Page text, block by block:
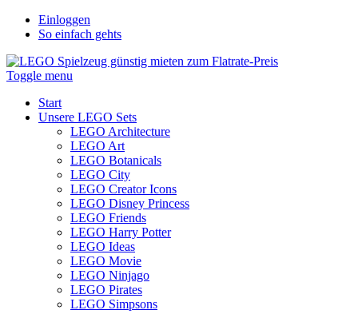
Einloggen
So einfach gehts
Toggle menu
Start
Unsere LEGO Sets
LEGO Architecture
LEGO Art
LEGO Botanicals
LEGO City
LEGO Creator Icons
LEGO Disney Princess
LEGO Friends
LEGO Harry Potter
LEGO Ideas
LEGO Movie
LEGO Ninjago
LEGO Pirates
LEGO Simpsons